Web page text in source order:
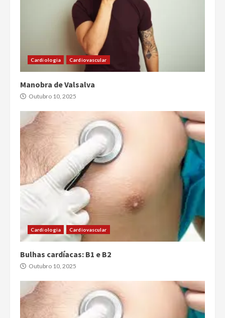
Cardiologia Cardiovascular
Manobra de Valsalva
Outubro 10, 2025
Cardiologia Cardiovascular
Bulhas cardíacas: B1 e B2
Outubro 10, 2025